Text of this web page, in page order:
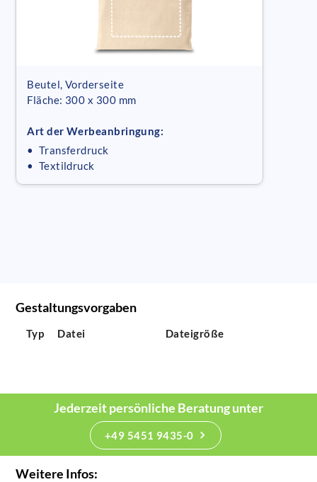
Beutel, Vorderseite
Fläche: 300 x 300 mm
Art der Werbeanbringung:
• Transferdruck
• Textildruck
Gestaltungsvorgaben
Typ Datei Dateigröße
Jederzeit persönliche Beratung unter
+49 5451 9435-0
Weitere Infos: